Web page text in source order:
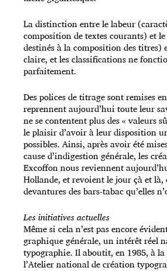
La distinction entre le labeur
composition de textes courants) et
destinés à la composition des titres)
claire, et les classifications ne
parfaitement.
Des polices de titrage sont remises
reprennent aujourd’hui toute leur
ne se contentent plus des « valeurs
le plaisir d’avoir à leur disposition
possibles. Ainsi, après avoir été
cause d’indigestion générale, les
Excoffon nous reviennent
Hollande, et revoient le jour çà et là,
devantures des bars-tabac qu’elles
Les initiatives actuelles
Même si cela n’est pas encore
graphique générale, un intérêt réel
typographie. Il aboutit, en 1985, à
l’Atelier national de création